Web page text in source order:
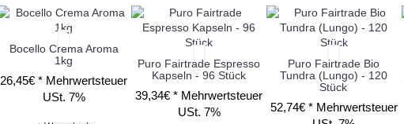
Bocello Crema Aroma
1kg
26,45€ * Mehrwertsteuer
USt. 7%
Puro Fairtrade Espresso
Kapseln - 96 Stück
39,34€ * Mehrwertsteuer
USt. 7%
Puro Fairtrade Bio
Tundra (Lungo) - 120
Stück
52,74€ * Mehrwertsteuer